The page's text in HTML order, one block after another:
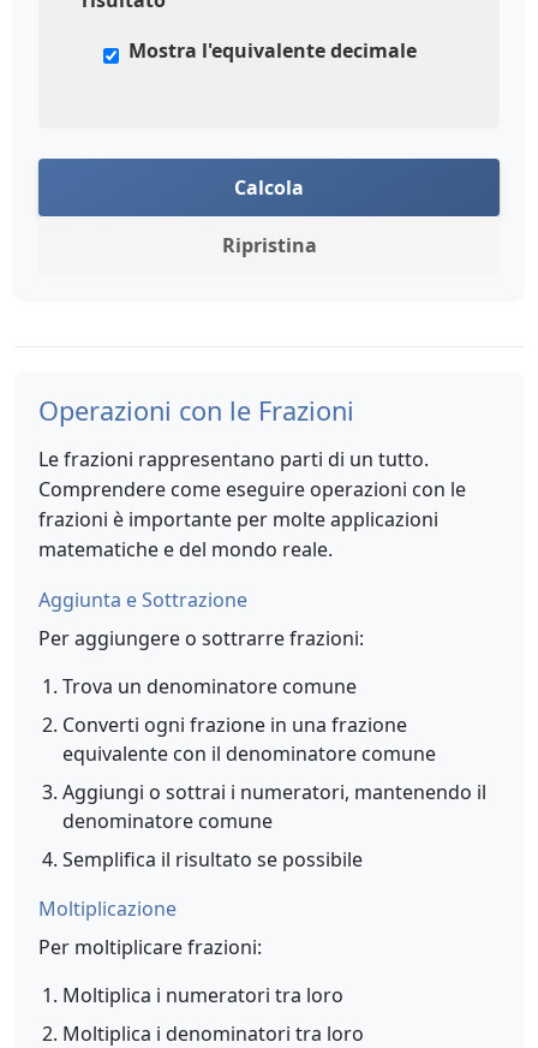
Mostra l'equivalente decimale
Calcola
Ripristina
Operazioni con le Frazioni
Le frazioni rappresentano parti di un tutto.
Comprendere come eseguire operazioni con le
frazioni è importante per molte applicazioni
matematiche e del mondo reale.
Aggiunta e Sottrazione
Per aggiungere o sottrarre frazioni:
Trova un denominatore comune
Converti ogni frazione in una frazione
equivalente con il denominatore comune
Aggiungi o sottrai i numeratori, mantenendo il
denominatore comune
Semplifica il risultato se possibile
Moltiplicazione
Per moltiplicare frazioni:
Moltiplica i numeratori tra loro
Moltiplica i denominatori tra loro